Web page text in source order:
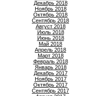
Декабрь 2018
Ноябрь 2018
Октябрь 2018
Сентябрь 2018
Август 2018
Июль 2018
Июнь 2018
Май 2018
Апрель 2018
Март 2018
Февраль 2018
Январь 2018
Декабрь 2017
Ноябрь 2017
Октябрь 2017
Сентябрь 2017